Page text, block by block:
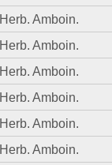
Herb. Amboin.
Herb. Amboin.
Herb. Amboin.
Herb. Amboin.
Herb. Amboin.
Herb. Amboin.